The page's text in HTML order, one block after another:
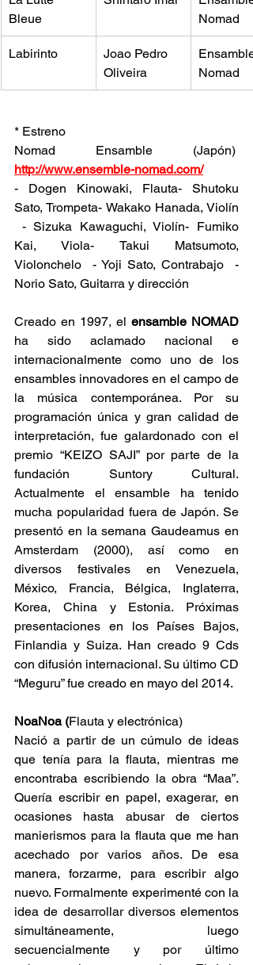
Bleue
Nomad
Labirinto
Joao Pedro
Oliveira
Ensamble
Nomad
* Estreno
http://www.ensemble-nomad.com/
- Dogen Kinowaki, Flauta- Shutoku
Sato, Trompeta- Wakako Hanada, Violín
- Sizuka Kawaguchi, Violín- Fumiko
Kai, Viola- Takui Matsumoto,
Violonchelo  - Yoji Sato, Contrabajo  -
Norio Sato, Guitarra y dirección
Creado en 1997, el
ha sido aclamado nacional e
internacionalmente como uno de los
ensambles innovadores en el campo de
la música contemporánea. Por su
programación única y gran calidad de
interpretación, fue galardonado con el
premio “KEIZO SAJI” por parte de la
fundación Suntory Cultural.
Actualmente el ensamble ha tenido
mucha popularidad fuera de Japón. Se
presentó en la semana Gaudeamus en
Amsterdam (2000), así como en
diversos festivales en Venezuela,
México, Francia, Bélgica, Inglaterra,
Korea, China y Estonia. Próximas
presentaciones en los Países Bajos,
Finlandia y Suiza. Han creado 9 Cds
con difusión internacional. Su último CD
“Meguru” fue creado en mayo del 2014.
NoaNoa (Flauta y electrónica)
Nació a partir de un cúmulo de ideas
que tenía para la flauta, mientras me
encontraba escribiendo la obra “Maa”.
Quería escribir en papel, exagerar, en
ocasiones hasta abusar de ciertos
manierismos para la flauta que me han
acechado por varios años. De esa
manera, forzarme, para escribir algo
nuevo. Formalmente experimenté con la
idea de desarrollar diversos elementos
simultáneamente, luego
secuencialmente y por último